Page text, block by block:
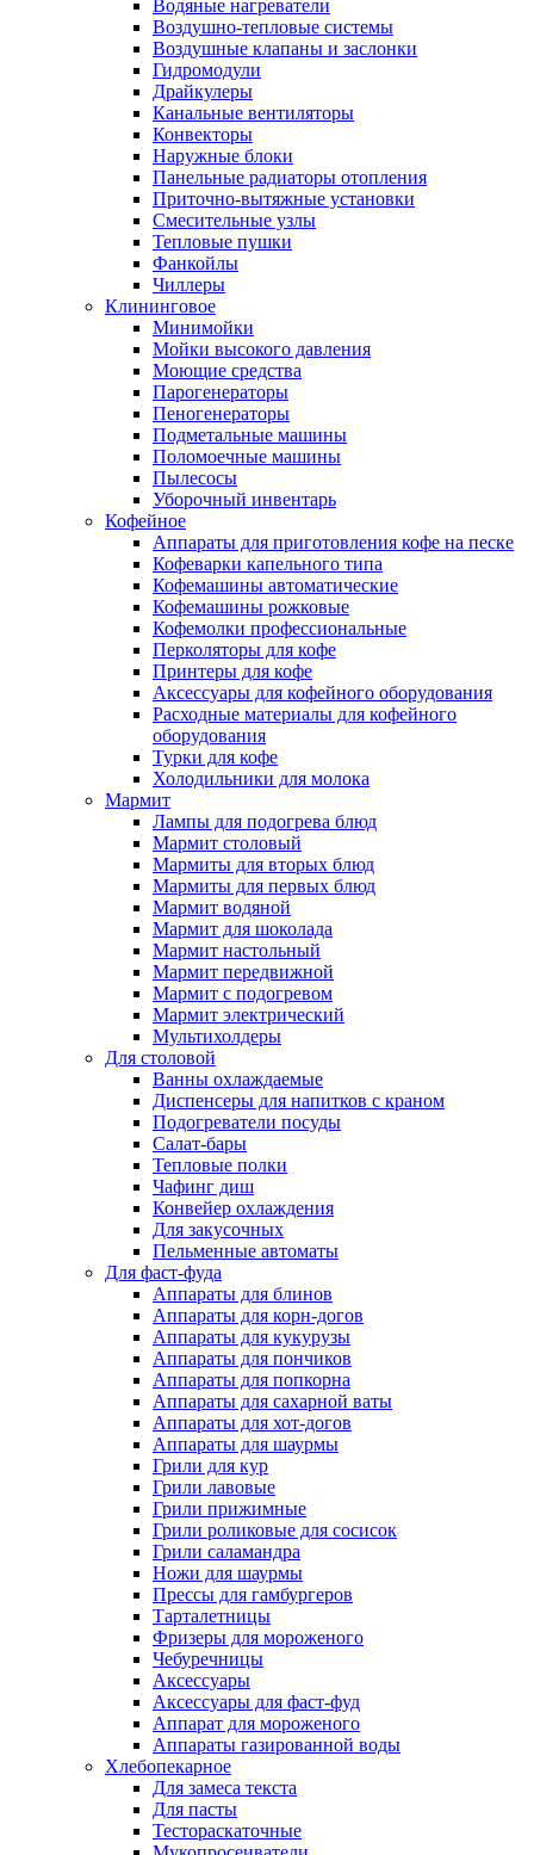
Водяные нагреватели
Воздушно-тепловые системы
Воздушные клапаны и заслонки
Гидромодули
Драйкулеры
Канальные вентиляторы
Конвекторы
Наружные блоки
Панельные радиаторы отопления
Приточно-вытяжные установки
Смесительные узлы
Тепловые пушки
Фанкойлы
Чиллеры
Клининговое
Минимойки
Мойки высокого давления
Моющие средства
Парогенераторы
Пеногенераторы
Подметальные машины
Поломоечные машины
Пылесосы
Уборочный инвентарь
Кофейное
Аппараты для приготовления кофе на песке
Кофеварки капельного типа
Кофемашины автоматические
Кофемашины рожковые
Кофемолки профессиональные
Перколяторы для кофе
Принтеры для кофе
Аксессуары для кофейного оборудования
Расходные материалы для кофейного
оборудования
Турки для кофе
Холодильники для молока
Мармит
Лампы для подогрева блюд
Мармит столовый
Мармиты для вторых блюд
Мармиты для первых блюд
Мармит водяной
Мармит для шоколада
Мармит настольный
Мармит передвижной
Мармит с подогревом
Мармит электрический
Мультихолдеры
Для столовой
Ванны охлаждаемые
Диспенсеры для напитков с краном
Подогреватели посуды
Салат-бары
Тепловые полки
Чафинг диш
Конвейер охлаждения
Для закусочных
Пельменные автоматы
Для фаст-фуда
Аппараты для блинов
Аппараты для корн-догов
Аппараты для кукурузы
Аппараты для пончиков
Аппараты для попкорна
Аппараты для сахарной ваты
Аппараты для хот-догов
Аппараты для шаурмы
Грили для кур
Грили лавовые
Грили прижимные
Грили роликовые для сосисок
Грили саламандра
Ножи для шаурмы
Прессы для гамбургеров
Тарталетницы
Фризеры для мороженого
Чебуречницы
Аксессуары
Аксессуары для фаст-фуд
Аппарат для мороженого
Аппараты газированной воды
Хлебопекарное
Для замеса текста
Для пасты
Тестораскаточные